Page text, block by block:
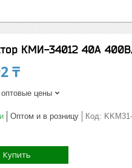
КМИ-34012 40А
₸
оптовые цены
Оптом и в розницу Код:
Купить